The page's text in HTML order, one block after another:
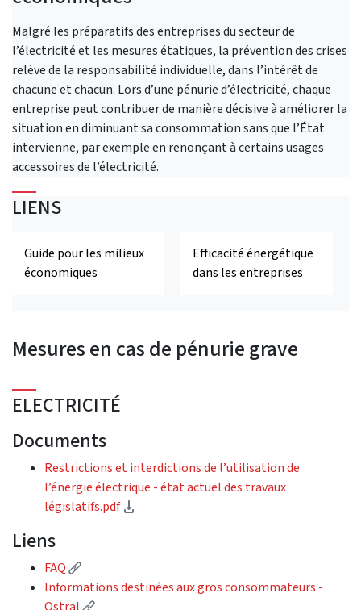
Malgré les préparatifs des entreprises du secteur de
l’électricité et les mesures étatiques, la prévention des crises
relève de la responsabilité individuelle, dans l’intérêt de
chacune et chacun. Lors d’une pénurie d’électricité, chaque
entreprise peut contribuer de manière décisive à améliorer la
situation en diminuant sa consommation sans que l’État
intervienne, par exemple en renonçant à certains usages
accessoires de l’électricité.
LIENS
Guide pour les milieux
économiques
Efficacité énergétique
dans les entreprises
Mesures en cas de pénurie grave
ELECTRICITÉ
Documents
Restrictions et interdictions de l’utilisation de
l’énergie électrique - état actuel des travaux
législatifs.pdf
Liens
FAQ
(External link)
Informations destinées aux gros consommateurs -
Ostral
(External link)